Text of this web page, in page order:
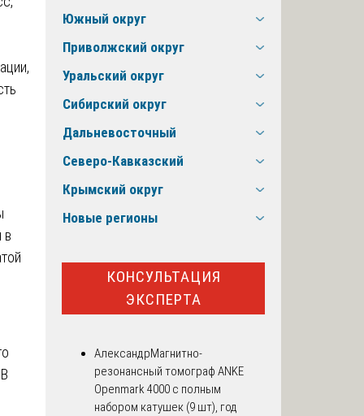
в
Южный округ
Приволжский округ
Уральский округ
Сибирский округ
Дальневосточный
Северо-Кавказский
Крымский округ
Новые регионы
КОНСУЛЬТАЦИЯ
ЭКСПЕРТА
АлександрМагнитно-
резонансный томограф ANKE
Openmark 4000 с полным
набором катушек (9 шт), год